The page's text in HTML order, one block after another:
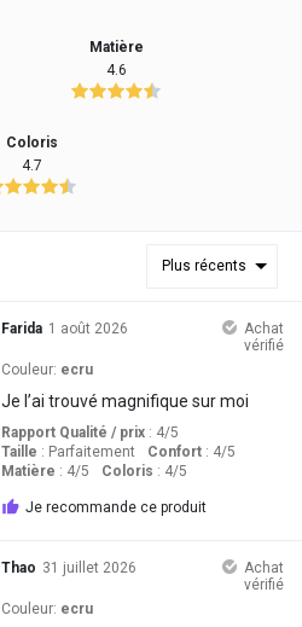
Matière
4.6
Coloris
4.7
Plus récents
Farida 1 août 2026
Achat
vérifié
Couleur: ecru
Je l’ai trouvé magnifique sur moi
Rapport Qualité / prix: 4/5
Taille : Parfaitement Confort: 4/5
Matière : 4/5 Coloris : 4/5
Je recommande ce produit
Thao 31 juillet 2026
Achat
vérifié
Couleur: ecru